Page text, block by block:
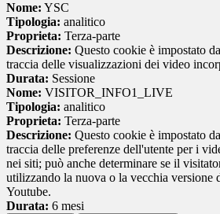
Nome: YSC
Tipologia: analitico
Proprieta: Terza-parte
Descrizione: Questo cookie è impostato
traccia delle visualizzazioni dei video
Durata: Sessione
Nome: VISITOR_INFO1_LIVE
Tipologia: analitico
Proprieta: Terza-parte
Descrizione: Questo cookie è impostato
traccia delle preferenze dell'utente per i
nei siti; può anche determinare se il
utilizzando la nuova o la vecchia versione
Youtube.
Durata: 6 mesi